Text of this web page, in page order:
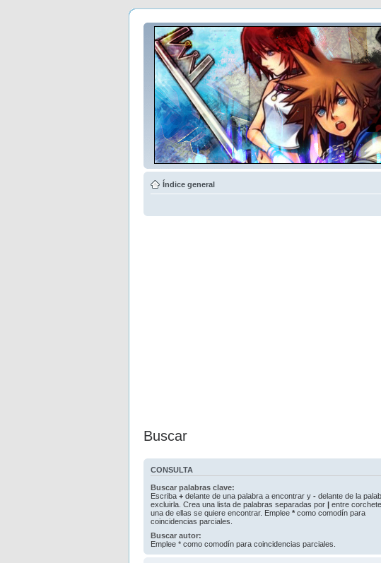
Índice general
Buscar
CONSULTA
Buscar palabras clave:
Escriba + delante de una palabra a encontrar y - delante de la
excluirla. Crea una lista de palabras separadas por | entre
una de ellas se quiere encontrar. Emplee * como comodín para
coincidencias parciales.
Buscar autor:
Emplee * como comodín para coincidencias parciales.